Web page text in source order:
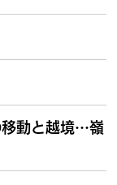
移動と越境…嶺